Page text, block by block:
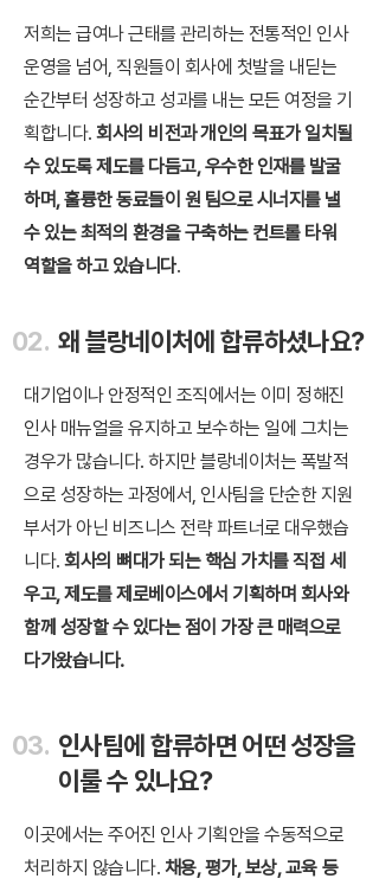
저희는 급여나 근태를 관리하는 전통적인 인사
운영을 넘어, 직원들이 회사에 첫발을 내딛는
순간부터 성장하고 성과를 내는 모든 여정을 기
획합니다.회사의 비전과 개인의 목표가 일치될
수 있도록 제도를 다듬고, 우수한 인재를 발굴
하며, 훌륭한 동료들이 원 팀으로 시너지를 낼
수 있는 최적의 환경을 구축하는 컨트롤 타워
역할을 하고 있습니다.
02. 왜 블랑네이처에 합류하셨나요?
대기업이나 안정적인 조직에서는 이미 정해진
인사 매뉴얼을 유지하고 보수하는 일에 그치는
경우가 많습니다. 하지만 블랑네이처는 폭발적
으로 성장하는 과정에서, 인사팀을 단순한 지원
부서가 아닌 비즈니스 전략 파트너로 대우했습
니다.회사의 뼈대가 되는 핵심 가치를 직접 세
우고, 제도를 제로베이스에서 기획하며 회사와
함께 성장할 수 있다는 점이 가장 큰 매력으로
다가왔습니다.
03. ​인사팀에 합류하면 어떤 성장을
이룰 수 있나요?
이곳에서는 주어진 인사 기획안을 수동적으로
처리하지 않습니다. 채용, 평가, 보상, 교육 등